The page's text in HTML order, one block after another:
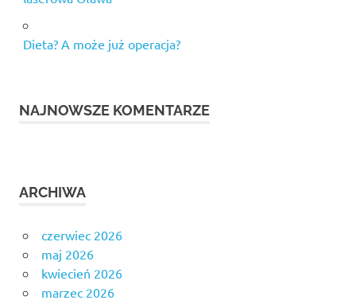
Dieta? A może już operacja?
NAJNOWSZE KOMENTARZE
ARCHIWA
czerwiec 2026
maj 2026
kwiecień 2026
marzec 2026